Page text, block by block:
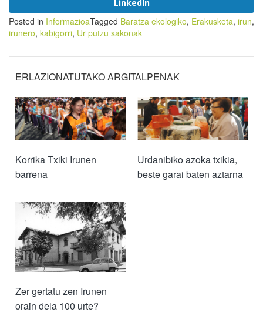
LinkedIn
Posted in InformazioaTagged Baratza ekologiko, Erakusketa, irun,
irunero, kabigorri, Ur putzu sakonak
ERLAZIONATUTAKO ARGITALPENAK
Korrika Txiki Irunen
barrena
Urdanibiko azoka txikia,
beste garai baten aztarna
Zer gertatu zen Irunen
orain dela 100 urte?